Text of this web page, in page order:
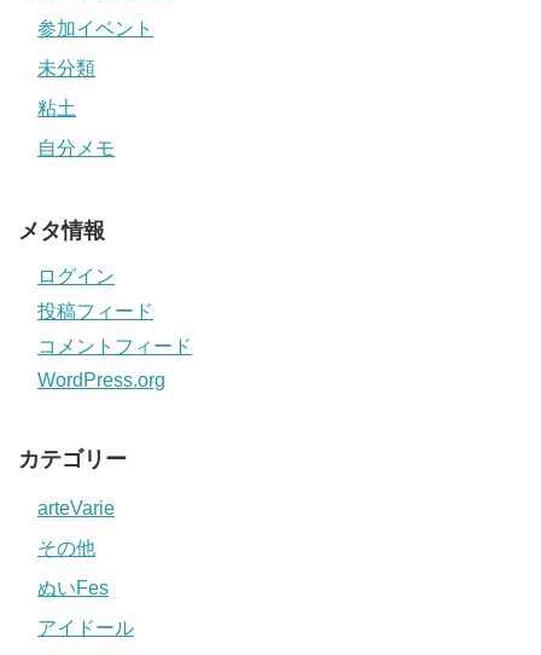
参加イベント
未分類
粘土
自分メモ
メタ情報
ログイン
投稿フィード
コメントフィード
WordPress.org
カテゴリー
arteVarie
その他
ぬいFes
アイドール